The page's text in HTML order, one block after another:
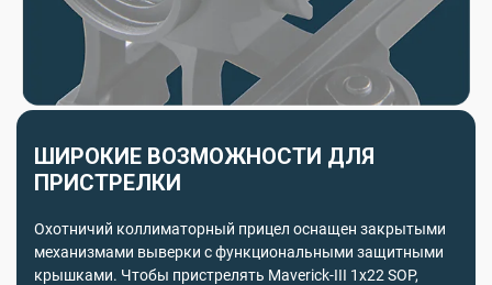
ШИРОКИЕ ВОЗМОЖНОСТИ ДЛЯ
ПРИСТРЕЛКИ
Охотничий коллиматорный прицел оснащен закрытыми
механизмами выверки с функциональными защитными
крышками. Чтобы пристрелять Maverick-III 1x22 SOP,